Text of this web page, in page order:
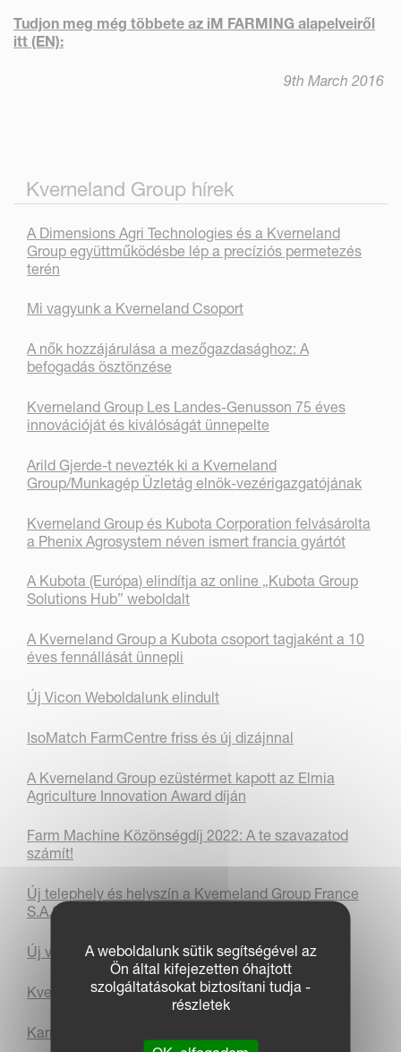
Tudjon meg még többete az iM FARMING alapelveiről
itt (EN):
9th March 2016
Kverneland Group hírek
A Dimensions Agri Technologies és a Kverneland
Group együttműködésbe lép a precíziós permetezés
terén
Mi vagyunk a Kverneland Csoport
A nők hozzájárulása a mezőgazdasághoz: A
befogadás ösztönzése
Kverneland Group Les Landes-Genusson 75 éves
innovációját és kiválóságát ünnepelte
Arild Gjerde-t nevezték ki a Kverneland
Group/Munkagép Üzletág elnök-vezérigazgatójának
Kverneland Group és Kubota Corporation felvásárolta
a Phenix Agrosystem néven ismert francia gyártót
A Kubota (Európa) elindítja az online „Kubota Group
Solutions Hub” weboldalt
A Kverneland Group a Kubota csoport tagjaként a 10
éves fennállását ünnepli
Új Vicon Weboldalunk elindult
IsoMatch FarmCentre friss és új dizájnnal
A Kverneland Group ezüstérmet kapott az Elmia
Agriculture Innovation Award díján
Farm Machine Közönségdíj 2022: A te szavazatod
számít!
Új telephely és helyszín a Kverneland Group France
S.A.S
Új vezérigazgató és elnök a Kverneland Group-nál
Kverneland Group Metz
Karrierlehetőségek előttünk!
A weboldalunk sütik segítségével az
Ön által kifejezetten óhajtott
szolgáltatásokat biztosítani tudja -
részletek